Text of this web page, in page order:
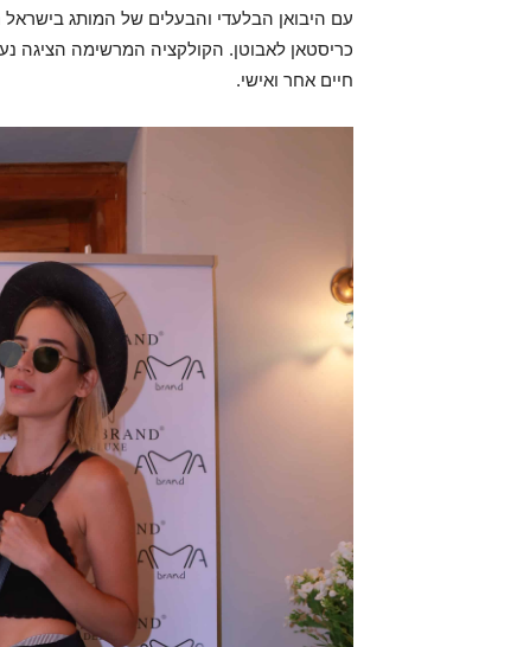
עם היבואן הבלעדי והבעלים של המותג בישראל
כריסטאן לאבוטן. הקולקציה המרשימה הציגה
חיים אחר ואישי.